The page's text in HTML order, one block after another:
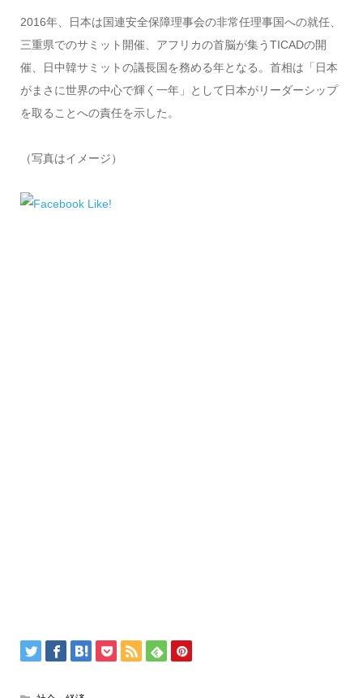
2016年、日本は国連安全保障理事会の非常任理事国への就任、
三重県でのサミット開催、アフリカの首脳が集うTICADの開
催、日中韓サミットの議長国を務める年となる。首相は「日本
がまさに世界の中心で輝く一年」として日本がリーダーシップ
を取ることへの責任を示した。
（写真はイメージ）